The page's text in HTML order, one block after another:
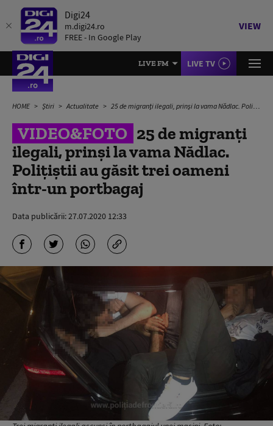
Digi24
m.digi24.ro
FREE - In Google Play
VIEW
LIVE FM LIVE TV
HOME Știri Actualitate 25 de migranți ilegali, prinși la vama Nădlac. Polițiștii au găsit trei oameni într-un portbagaj
VIDEO&FOTO 25 de migranți
ilegali, prinși la vama Nădlac.
Polițiștii au găsit trei oameni
într-un portbagaj
Data publicării:27.07.2020 12:33